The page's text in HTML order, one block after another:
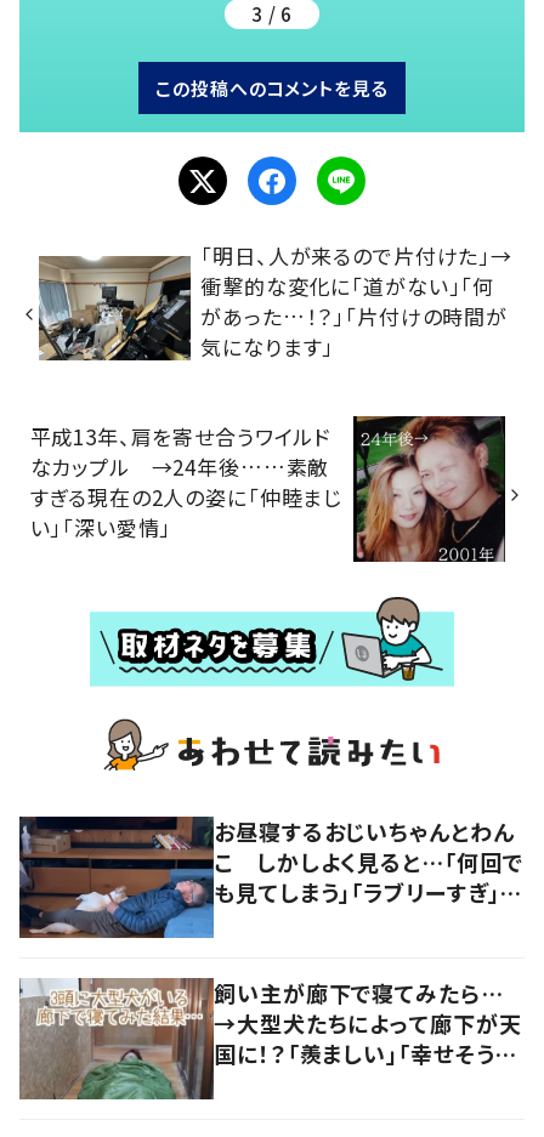
3 / 6
この投稿へのコメントを見る
「明日、人が来るので片付けた」→
衝撃的な変化に「道がない」「何
があった…！？」「片付けの時間が
気になります」
平成13年、肩を寄せ合うワイルド
なカップル →24年後……素敵
すぎる現在の2人の姿に「仲睦まじ
い」「深い愛情」
お昼寝するおじいちゃんとわん
こ しかしよく見ると…「何回で
も見てしまう」「ラブリーすぎ」の
飼い主が廊下で寝てみたら…
→大型犬たちによって廊下が天
国に！？「羨ましい」「幸せそう」